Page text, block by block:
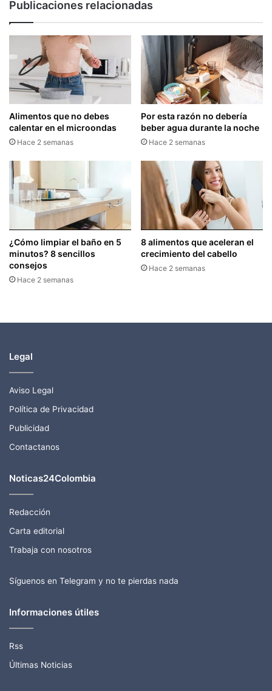
Publicaciones relacionadas
Alimentos que no debes
calentar en el microondas
Hace 2 semanas
Por esta razón no debería
beber agua durante la noche
Hace 2 semanas
¿Cómo limpiar el baño en 5
minutos? 8 sencillos
consejos
Hace 2 semanas
8 alimentos que aceleran el
crecimiento del cabello
Hace 2 semanas
Legal
Aviso Legal
Política de Privacidad
Publicidad
Contactanos
Noticas24Colombia
Redacción
Carta editorial
Trabaja con nosotros
Síguenos en Telegram y no te pierdas nada
Informaciones útiles
Rss
Últimas Noticias